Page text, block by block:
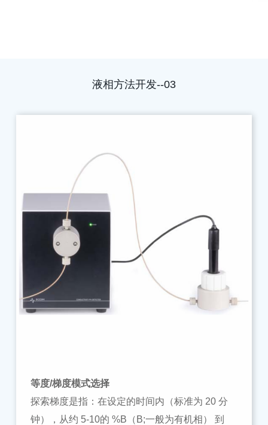
液相方法开发--03
等度/梯度模式选择
探索梯度是指：在设定的时间内（标准为 20 分
钟），从约 5-10的 %B（ B;一般为有机相 ） 到